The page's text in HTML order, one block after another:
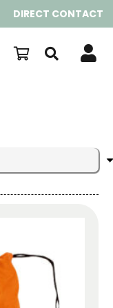
DIRECT CONTACT